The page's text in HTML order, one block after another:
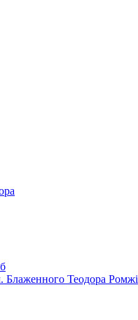
Блаженного Теодора Ромжі